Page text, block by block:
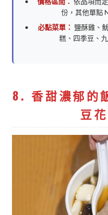
份，其他單點
必點菜單： 鹽酥雞、
糕、四季豆、
8. 香甜濃郁的
豆